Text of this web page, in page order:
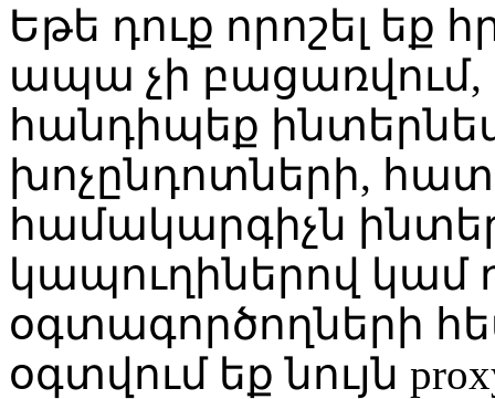
Եթե դուք որոշել եք
ապա չի բացառվում,
հանդիպեք
խոչընդոտների,
համակարգիչն
կապուղիներով կամ
օգտագործողների
օգտվում եք նույն